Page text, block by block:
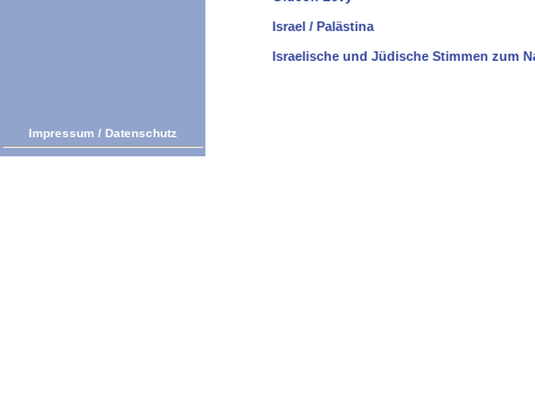
Israel / Palästina
Israelische und Jüdische Stimmen zum
Impressum / Datenschutz